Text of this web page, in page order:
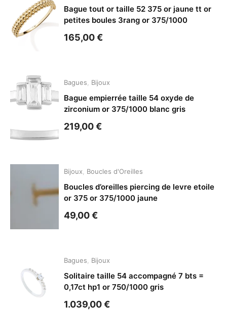
Bague tout or taille 52 375 or jaune tt or
petites boules 3rang or 375/1000
165,00€
Bagues Bijoux
Bague empierrée taille 54 oxyde de
zirconium or 375/1000 blanc gris
219,00€
Bijoux Boucles d'Oreilles
Boucles d’oreilles piercing de levre etoile
or 375 or 375/1000 jaune
49,00€
Bagues Bijoux
Solitaire taille 54 accompagné 7 bts =
0,17ct hp1 or 750/1000 gris
1.039,00€